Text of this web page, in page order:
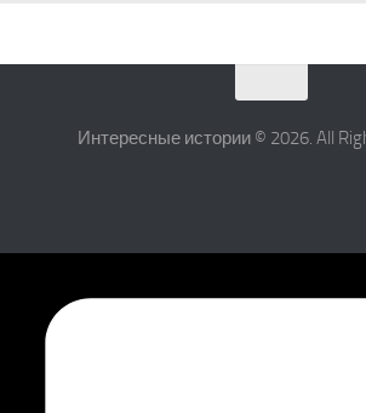
Интересные истории © 2026. All